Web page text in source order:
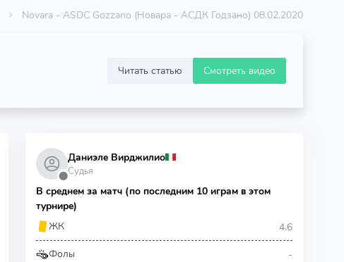
Novara - ASDC Gozzano (Новара - АСДК Годзано) 08.02.2020
Читать статью Смотреть видео
⬤
Даниэле Вирджилио
Судья
В среднем за матч (по последним 10 играм в этом
турнире)
ЖК
4.6
Фолы -